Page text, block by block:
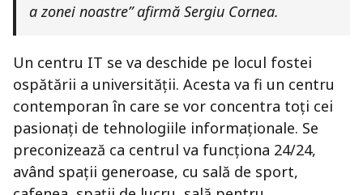
a zonei noastre” afirmă Sergiu Cornea.
Un centru IT se va deschide pe locul fostei
ospătării a universității. Acesta va fi un centru
contemporan în care se vor concentra toți cei
pasionați de tehnologiile informaționale. Se
preconizează ca centrul va funcționa 24/24,
având spații generoase, cu sală de sport,